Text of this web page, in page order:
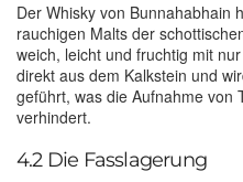
Der Whisky von Bunnahabhain
rauchigen Malts der
weich, leicht und fruchtig mit
direkt aus dem Kalkstein und
geführt, was die Aufnahme von
verhindert.
4.2 Die Fasslagerung